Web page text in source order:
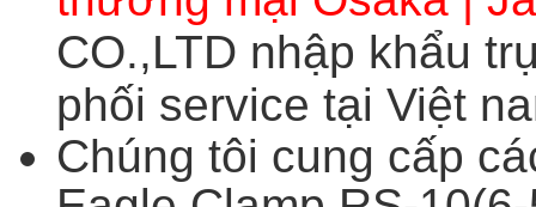
CO.,LTD nhập khẩu
phối service tại Việt
Chúng tôi cung cấp